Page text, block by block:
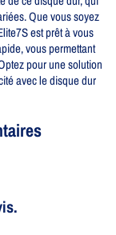
Que vous soyez
est prêt à vous
vous permettant
pour une solution
avec le disque dur